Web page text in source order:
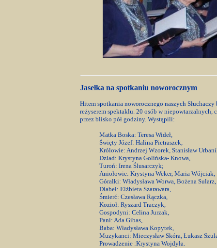
Jasełka na spotkaniu noworocznym
Hitem spotkania noworocznego naszych
reżyserem spektaklu. 20 osób w niepowtarzalnych,
przez blisko pół godziny. Wystąpili:
Matka Boska: Teresa Wideł,
Święty Józef: Halina Pietraszek,
Królowie: Andrzej Wzorek, Stanisław
Dziad: Krystyna Golińska- Knowa,
Turoń: Irena Ślusarczyk;
Aniołowie: Krystyna Weker, Maria Wójciak,
Góralki: Władysława Worwa, Bożena
Diabeł: Elżbieta Szarawara,
Śmierć: Czesława Rączka,
Kozioł: Ryszard Traczyk,
Gospodyni: Celina Jurzak,
Pani: Ada Gibas,
Baba: Władysława Kopytek,
Muzykanci: Mieczysław Skóra, Łukasz
Prowadzenie :Krystyna Wojdyła.